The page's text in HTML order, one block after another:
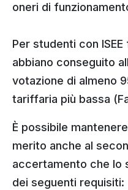
oneri di
Per studenti con
abbiano conseguito
votazione di almeno
tariffaria più bassa
È possibile
merito anche al
accertamento che lo
dei seguenti requisiti: